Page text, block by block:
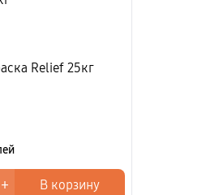
Relief 25кг
+ В корзину